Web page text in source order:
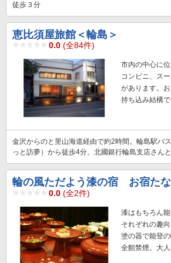
徒歩３分
恵比須屋旅館＜輪島＞
0.0 (全84件)
市内の中心に
コンビニ、ス
があります。
持ち込み結構で
金沢からのと里山海道経由で約2時間。輪島駅バ
っと訪夢）から徒歩4分。北國銀行輪島支店さんと
輪の風ただよう漆の宿 お宿た
0.0 (全2件)
漆はもちろん
それぞれの趣
塗の器で能登の
全館禁煙。大